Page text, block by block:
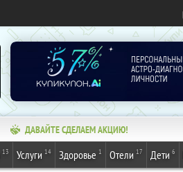
ДАВАЙТЕ СДЕЛАЕМ АКЦИЮ!
13 Услуги 14 Здоровье 1 Отели 17 Дети 6